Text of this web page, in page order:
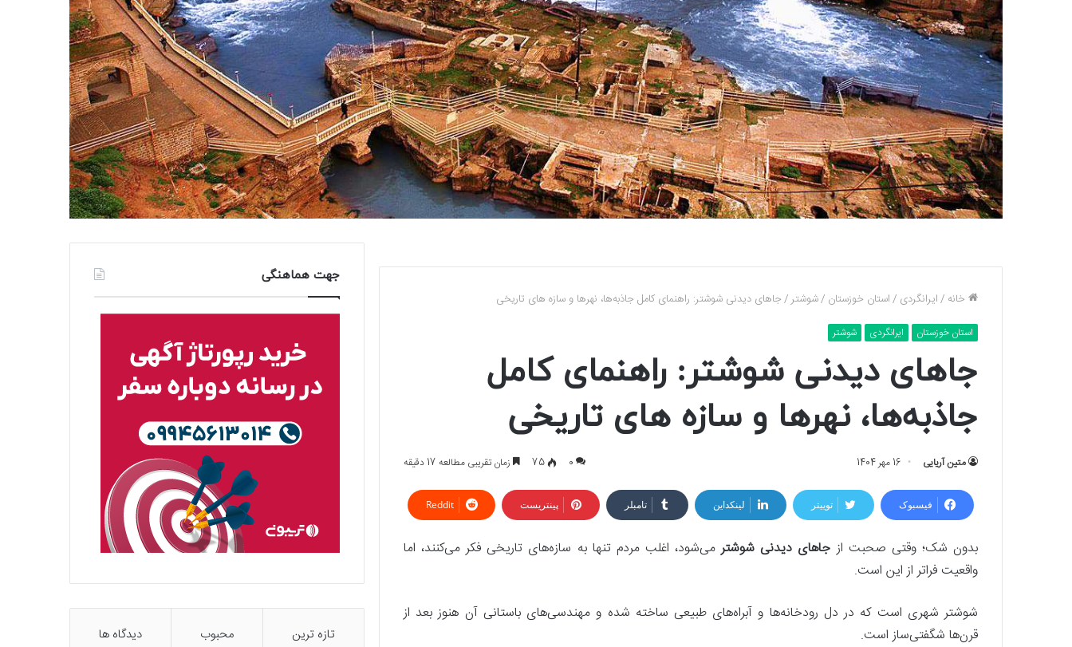
خانه /ایرانگردی /استان خوزستان /شوشتر/جاهای دیدنی شوشتر: راهنمای کامل جاذبه‌ها، نهرها و سازه‌ های تاریخی
استان خوزستان ایرانگردی شوشتر
جاهای دیدنی شوشتر: راهنمای کامل
جاذبه‌ها، نهرها و سازه‌ های تاریخی
متین آریایی 16 مهر 1404 0
75 زمان تقریبی مطالعه 17 دقیقه
فیسبوک توییتر لینکداین تامبلر پینتریست Reddit
بدون شک؛ وقتی صحبت از جاهای دیدنی شوشترمی‌شود، اغلب مردم تنها به سازه‌های تاریخی فکر می‌کنند، اما
واقعیت فراتر از این است.
شوشتر شهری است که در دل رودخانه‌ها و آبراه‌های طبیعی ساخته شده و مهندسی‌های باستانی آن هنوز بعد از
قرن‌ها شگفتی‌ساز است.
جهت هماهنگی
تازه ترین محبوب دیدگاه ها